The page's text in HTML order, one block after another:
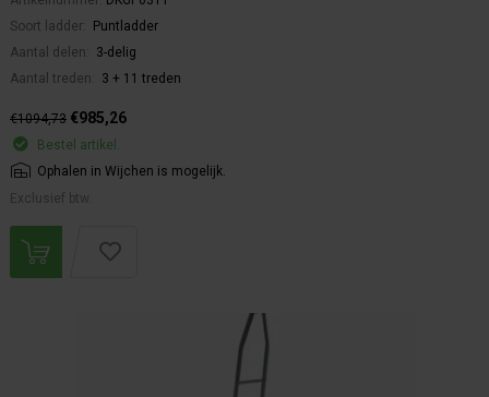
Soort ladder:
Puntladder
Aantal delen:
3-delig
Aantal treden:
3 + 11 treden
€1094,73 €985,26
Bestel artikel.
Ophalen in Wijchen is mogelijk.
Exclusief btw.